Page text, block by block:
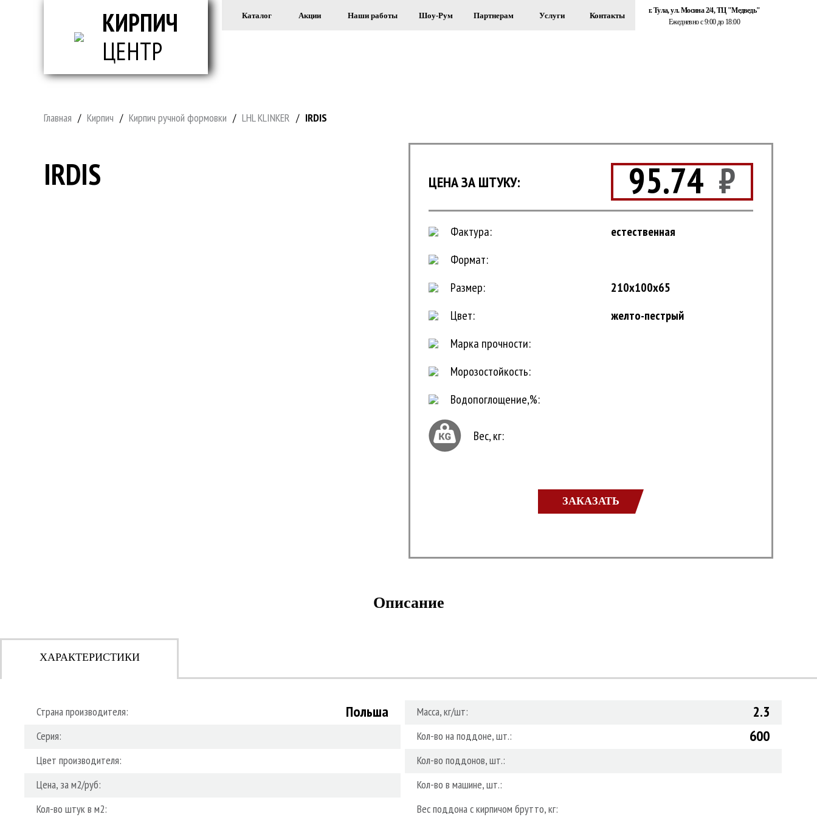
КИРПИЧ
ЦЕНТР
Каталог Акции Наши работы Шоу-Рум Партнерам Услуги Контакты
г. Тула, ул. Мосина 2/4, ТЦ "Медведь"
Ежедневно с 9:00 до 18:00
Главная / Кирпич / Кирпич ручной формовки / LHL KLINKER / IRDIS
IRDIS ЦЕНА ЗА ШТУКУ: 95.74₽
Фактура:
естественная
Формат:
Размер:
210x100x65
Цвет:
желто-пестрый
Марка прочности:
Морозостойкость:
Водопоглощение,%:
Вес, кг:
ЗАКАЗАТЬ
Описание
ХАРАКТЕРИСТИКИ
Страна производителя: Польша
Серия:
Цвет производителя:
Цена, за м2/руб:
Кол-во штук в м2:
Масса, кг/шт: 2.3
Кол-во на поддоне, шт.: 600
Кол-во поддонов, шт.:
Кол-во в машине, шт.:
Вес поддона с кирпичом брутто, кг: